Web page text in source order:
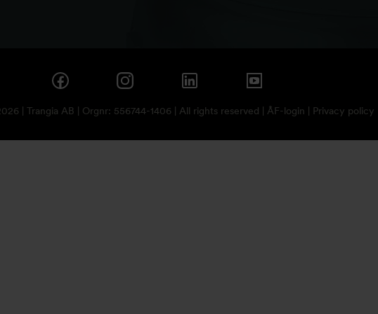
| Trangia AB | Orgnr: 556744-1406 | All rights reserved | ÅF-login Privacy policy